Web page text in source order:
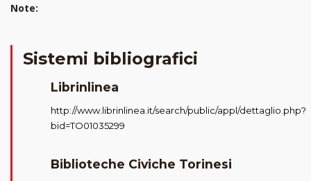
Note:
Sistemi bibliografici
Librinlinea
http://www.librinlinea.it/search/public/appl/dettaglio.php?
bid=TO01035299
Biblioteche Civiche Torinesi